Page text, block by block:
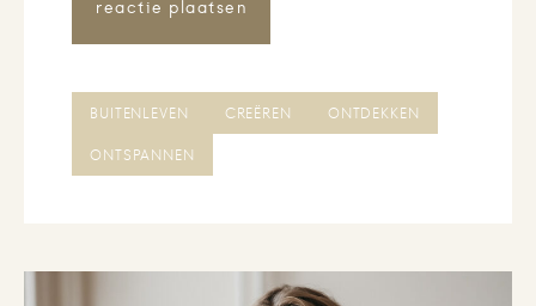
BUITENLEVEN CREËREN ONTDEKKEN
ONTSPANNEN